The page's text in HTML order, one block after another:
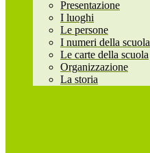
Presentazione
I luoghi
Le persone
I numeri della scuola
Le carte della scuola
Organizzazione
La storia